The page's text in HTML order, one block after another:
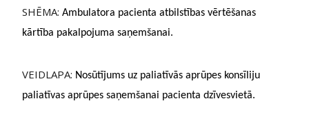
SHĒMA: Ambulatora pacienta atbilstības vērtēšanas
kārtība pakalpojuma saņemšanai.
VEIDLAPA: Nosūtījums uz paliatīvās aprūpes konsīliju
paliatīvas aprūpes saņemšanai pacienta dzīvesvietā.